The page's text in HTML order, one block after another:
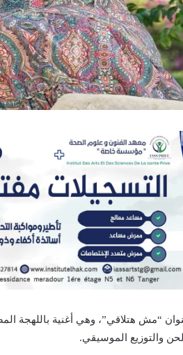
“مش هتلاقي”، وهي أغنية باللهجة
والتوزيع الموسيقي.